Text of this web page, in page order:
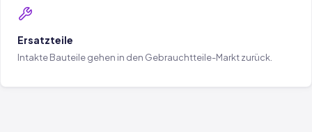
Ersatzteile
Intakte Bauteile gehen in den Gebrauchtteile-Markt zurück.